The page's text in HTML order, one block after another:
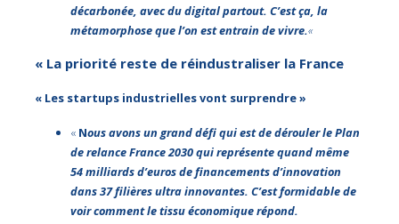
décarbonée, avec du digital partout. C’est ça, la
métamorphose que l’on est entrain de vivre.«
« La priorité reste de réindustraliser la France
« Les startups industrielles vont surprendre »
« Nous avons un grand défi qui est de dérouler le Plan
de relance France 2030 qui représente quand même
54 milliards d’euros de financements d’innovation
dans 37 filières ultra innovantes. C’est formidable de
voir comment le tissu économique répond.